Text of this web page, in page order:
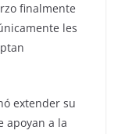
finalmente
les
extender su
apoyan a la